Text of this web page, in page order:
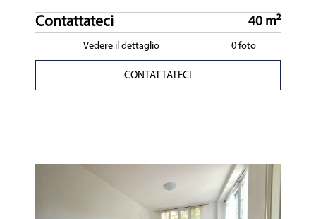
Contattateci 40 m²
Vedere il dettaglio 0 foto
CONTATTATECI